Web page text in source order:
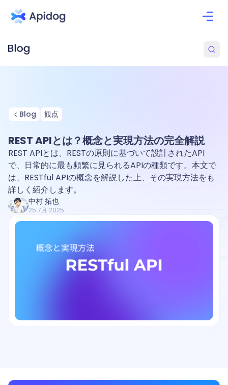
Blog 観点
REST APIとは？概念と実現方法の完全解説
REST APIとは、RESTの原則に基づいて設計されたAPI
で、日常的に最も頻繁に見られるAPIの種類です。本文で
は、RESTful APIの概念を解説した上、その実現方法をも
詳しく紹介します。
中村 拓也
25 7月 2025